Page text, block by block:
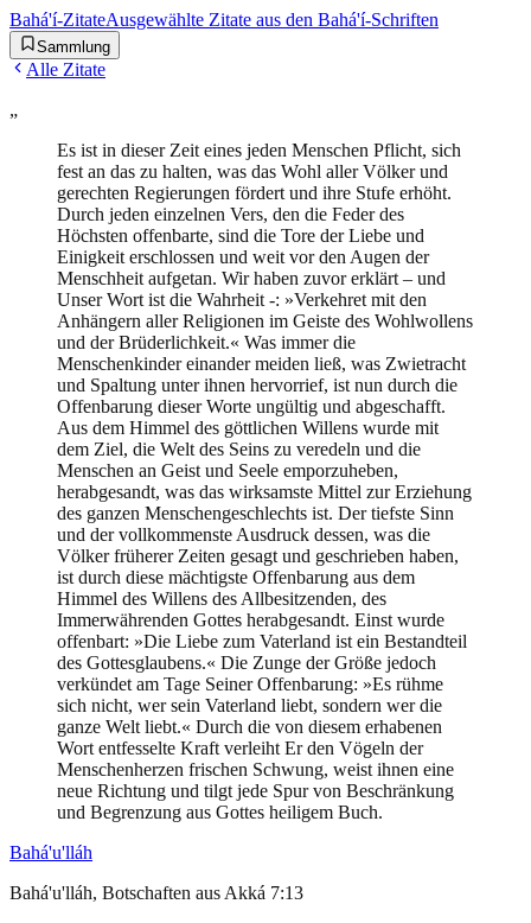
Bahá'í-ZitateAusgewählte Zitate aus den Bahá'í-Schriften
Sammlung
Alle Zitate
„
Es ist in dieser Zeit eines jeden Menschen Pflicht, sich
fest an das zu halten, was das Wohl aller Völker und
gerechten Regierungen fördert und ihre Stufe erhöht.
Durch jeden einzelnen Vers, den die Feder des
Höchsten offenbarte, sind die Tore der Liebe und
Einigkeit erschlossen und weit vor den Augen der
Menschheit aufgetan. Wir haben zuvor erklärt – und
Unser Wort ist die Wahrheit -: »Verkehret mit den
Anhängern aller Religionen im Geiste des Wohlwollens
und der Brüderlichkeit.« Was immer die
Menschenkinder einander meiden ließ, was Zwietracht
und Spaltung unter ihnen hervorrief, ist nun durch die
Offenbarung dieser Worte ungültig und abgeschafft.
Aus dem Himmel des göttlichen Willens wurde mit
dem Ziel, die Welt des Seins zu veredeln und die
Menschen an Geist und Seele emporzuheben,
herabgesandt, was das wirksamste Mittel zur Erziehung
des ganzen Menschengeschlechts ist. Der tiefste Sinn
und der vollkommenste Ausdruck dessen, was die
Völker früherer Zeiten gesagt und geschrieben haben,
ist durch diese mächtigste Offenbarung aus dem
Himmel des Willens des Allbesitzenden, des
Immerwährenden Gottes herabgesandt. Einst wurde
offenbart: »Die Liebe zum Vaterland ist ein Bestandteil
des Gottesglaubens.« Die Zunge der Größe jedoch
verkündet am Tage Seiner Offenbarung: »Es rühme
sich nicht, wer sein Vaterland liebt, sondern wer die
ganze Welt liebt.« Durch die von diesem erhabenen
Wort entfesselte Kraft verleiht Er den Vögeln der
Menschenherzen frischen Schwung, weist ihnen eine
neue Richtung und tilgt jede Spur von Beschränkung
und Begrenzung aus Gottes heiligem Buch.
Bahá'u'lláh
Bahá'u'lláh, Botschaften aus Akká 7:13